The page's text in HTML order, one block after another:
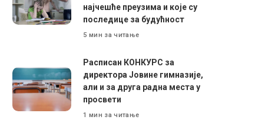
најчешће преузима и које су
последице за будућност
5 мин за читање
Расписан КОНКУРС за
директора Јовине гимназије,
али и за друга радна места у
просвети
1 мин за читање